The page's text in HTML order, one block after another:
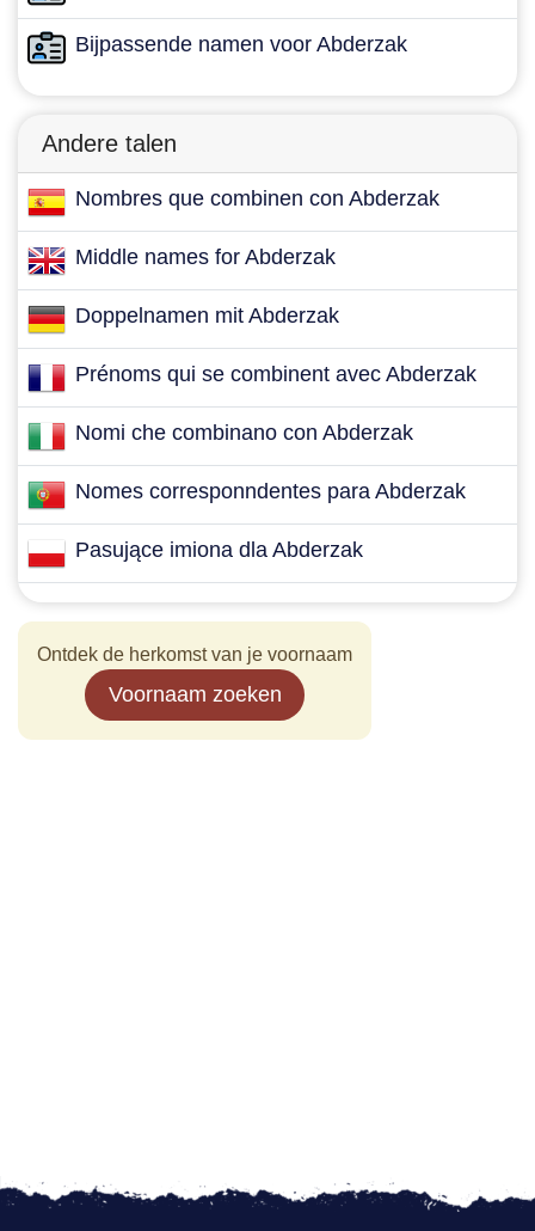
Bijpassende namen voor Abderzak
Andere talen
Nombres que combinen con Abderzak
Middle names for Abderzak
Doppelnamen mit Abderzak
Prénoms qui se combinent avec Abderzak
Nomi che combinano con Abderzak
Nomes corresponndentes para Abderzak
Pasujące imiona dla Abderzak
Ontdek de herkomst van je voornaam
Voornaam zoeken